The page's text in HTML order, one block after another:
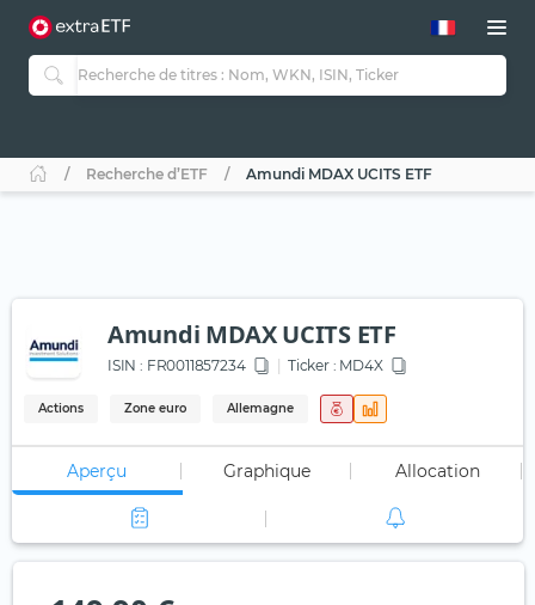
Recherche d’ETF Amundi MDAX UCITS ETF
Amundi MDAX UCITS ETF
ISIN : FR0011857234 Ticker : MD4X
Actions Zone euro Allemagne
Aperçu Graphique Allocation